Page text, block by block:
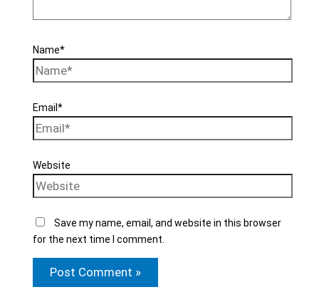
Name*
Email*
Website
Save my name, email, and website in this browser
for the next time I comment.